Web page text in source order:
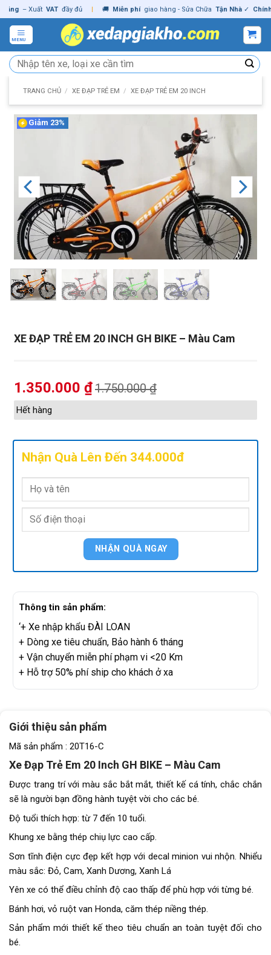
Skip
to
content
– Xuất VAT đầy đủ | 🚚 Miễn phí giao hàng - Sửa Chữa Tận Nhà ✓ Chính
MENU
Tìm
kiếm:
TRANG CHỦ / XE ĐẠP TRẺ EM / XE ĐẠP TRẺ EM 20 INCH
XE ĐẠP TRẺ EM 20 INCH GH BIKE – Màu Cam
Giảm 23%
1.350.000 ₫1.750.000₫
Hết hàng
Nhận Quà Lên Đến 344.000đ
Thông tin sản phẩm:
‘+ Xe nhập khẩu ĐÀI LOAN
+ Dòng xe tiêu chuẩn, Bảo hành 6 tháng
+ Vận chuyển miễn phí phạm vi <20 Km
+ Hỗ trợ 50% phí ship cho khách ở xa
Giới thiệu sản phẩm
Mã sản phẩm : 20T16-C
Xe Đạp Trẻ Em 20 Inch GH BIKE – Màu Cam
Được trang trí với màu sắc bắt mắt, thiết kế cá tính, chắc chắn
sẽ là người bạn đồng hành tuyệt vời cho các bé.
Độ tuổi thích hợp: từ 7 đến 10 tuổi.
Khung xe bằng thép chiụ lực cao cấp.
Sơn tĩnh điện cực đẹp kết hợp với decal minion vui nhộn. Nhiểu
màu sắc: Đỏ, Cam, Xanh Dương, Xanh Lá
Yên xe có thể điều chỉnh độ cao thấp để phù hợp với từng bé.
Bánh hơi, vỏ ruột van Honda, căm thép niềng thép.
Sản phẩm mới thiết kế theo tiêu chuẩn an toàn tuyệt đối cho
bé.